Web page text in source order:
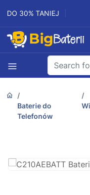
DO 30% TANIEJ
Baterie do
Telefonów